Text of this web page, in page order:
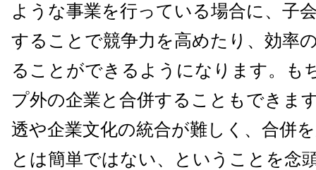
ような事業を行っている場合に、子
することで競争力を高めたり、効率
ることができるようになります。も
プ外の企業と合併することもできま
透や企業文化の統合が難しく、合併
とは簡単ではない、ということを念